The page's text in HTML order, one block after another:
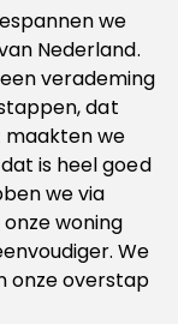
we
Nederland.
verademing
dat
maakten we
is heel goed
we via
woning
We
onze overstap